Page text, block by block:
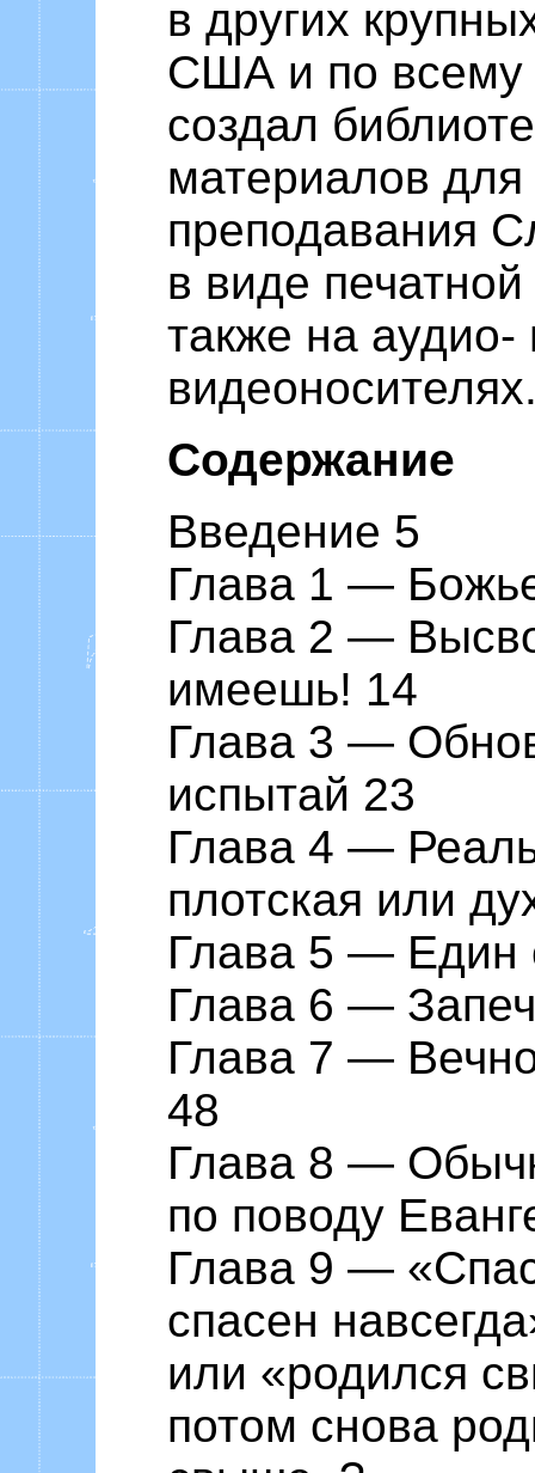
в других
США и по
создал
материалов для
преподавания
в виде
также на аудио-
Содержание
Введение 5
Глава 1 ―
Глава 2 ―
имеешь! 14
Глава 3 ―
испытай 23
Глава 4 ―
плотская или
Глава 5 ― Един
Глава 6 ―
Глава 7 ―
48
Глава 8 ―
по поводу
Глава 9 ―
спасен
или «родился
потом снова